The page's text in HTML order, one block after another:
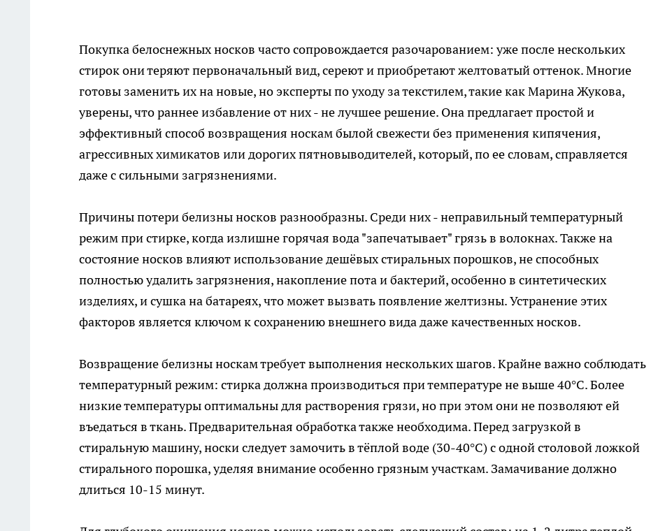
Покупка белоснежных носков часто сопровождается разочарованием: уже после нескольких
стирок они теряют первоначальный вид, сереют и приобретают желтоватый оттенок. Многие
готовы заменить их на новые, но эксперты по уходу за текстилем, такие как Марина Жукова,
уверены, что раннее избавление от них - не лучшее решение. Она предлагает простой и
эффективный способ возвращения носкам былой свежести без применения кипячения,
агрессивных химикатов или дорогих пятновыводителей, который, по ее словам, справляется
даже с сильными загрязнениями.
Причины потери белизны носков разнообразны. Среди них - неправильный температурный
режим при стирке, когда излишне горячая вода "запечатывает" грязь в волокнах. Также на
состояние носков влияют использование дешёвых стиральных порошков, не способных
полностью удалить загрязнения, накопление пота и бактерий, особенно в синтетических
изделиях, и сушка на батареях, что может вызвать появление желтизны. Устранение этих
факторов является ключом к сохранению внешнего вида даже качественных носков.
Возвращение белизны носкам требует выполнения нескольких шагов. Крайне важно соблюдать
температурный режим: стирка должна производиться при температуре не выше 40°C. Более
низкие температуры оптимальны для растворения грязи, но при этом они не позволяют ей
въедаться в ткань. Предварительная обработка также необходима. Перед загрузкой в
стиральную машину, носки следует замочить в тёплой воде (30-40°C) с одной столовой ложкой
стирального порошка, уделяя внимание особенно грязным участкам. Замачивание должно
длиться 10-15 минут.